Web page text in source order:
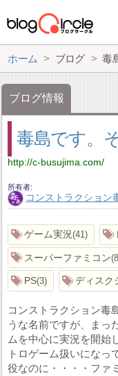
ホーム ブログ 毒
ブログ情報
毒島です。
http://c-busujima.com/
所有者
コンストラクション
ゲーム実況 41
スーパーファミコン
PS 3 ディスク
コンストラクション毒
うな名前ですが、まっ
ムを中心に実況を開始
トロゲーム扱いになっ
役なのに・・・・ファ